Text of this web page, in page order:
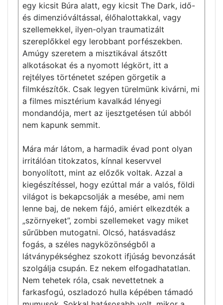
egy kicsit Búra alatt, egy kicsit The Dark, idő-
és dimenzióváltással, élőhalottakkal, vagy
szellemekkel, ilyen-olyan traumatizált
szereplőkkel egy lerobbant porfészekben.
Amúgy szeretem a misztikával átszőtt
alkotásokat és a nyomott légkört, itt a
rejtélyes történetet szépen görgetik a
filmkészítők. Csak legyen türelmünk kivárni, mi
a filmes misztérium kavalkád lényegi
mondandója, mert az ijesztgetésen túl abból
nem kapunk semmit.
Mára már látom, a harmadik évad pont olyan
irritálóan titokzatos, kínnal keservvel
bonyolított, mint az előzők voltak. Azzal a
kiegészítéssel, hogy ezúttal már a valós, földi
világot is bekapcsolják a mesébe, ami nem
lenne baj, de nekem fájó, amiért elkezdték a
„szörnyeket”, zombi szellemeket vagy miket
sűrűbben mutogatni. Olcsó, hatásvadász
fogás, a széles nagyközönségből a
látványpékséghez szokott ifjúság bevonzását
szolgálja csupán. Ez nekem elfogadhatatlan.
Nem tehetek róla, csak nevettetnek a
farkasfogú, oszladozó hulla képében támadó